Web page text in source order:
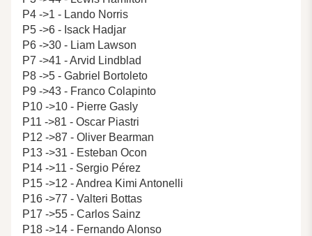
P4 ->1 - Lando Norris
P5 ->6 - Isack Hadjar
P6 ->30 - Liam Lawson
P7 ->41 - Arvid Lindblad
P8 ->5 - Gabriel Bortoleto
P9 ->43 - Franco Colapinto
P10 ->10 - Pierre Gasly
P11 ->81 - Oscar Piastri
P12 ->87 - Oliver Bearman
P13 ->31 - Esteban Ocon
P14 ->11 - Sergio Pérez
P15 ->12 - Andrea Kimi Antonelli
P16 ->77 - Valteri Bottas
P17 ->55 - Carlos Sainz
P18 ->14 - Fernando Alonso